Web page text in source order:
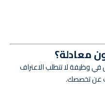
معادلة؟
وظيفة لا تتطلب الاعتراف
عن تخصصك.